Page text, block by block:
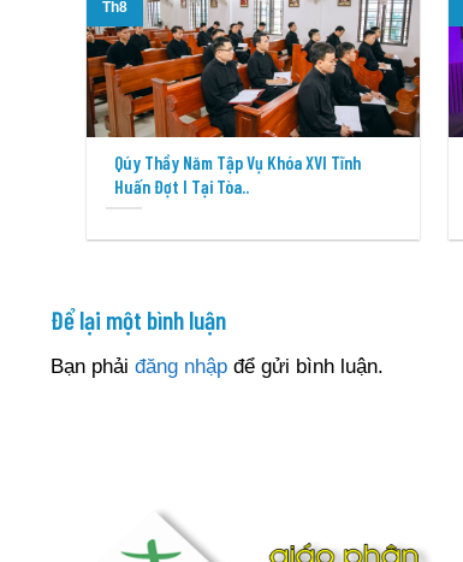
Qúy Thầy Năm Tập Vụ Khóa XVI Tĩnh
Huấn Đợt I Tại Tòa..
Th8
Để lại một bình luận
Bạn phải đăng nhập để gửi bình luận.